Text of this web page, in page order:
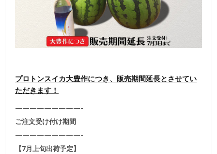
プロトンスイカ大豊作につき、販売期間延長とさせてい
ただきます！
—————————-
ご注文受け付け期間
—————————-
【7月上旬出荷予定】